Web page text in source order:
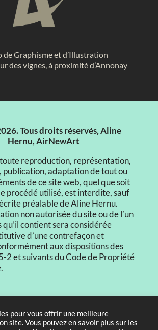
de Graphisme et d’Illustration
des vignes, à proximité d’Annonay
Tous droits réservés, Aline
Hernu, AirNewArt
reproduction, représentation,
adaptation de tout ou
de ce site web, quel que soit
procédé utilisé, est interdite, sauf
préalable de Aline Hernu.
non autorisée du site ou de l’un
qu’il contient sera considérée
d’une contrefaçon et
aux dispositions des
2 et suivants du Code de Propriété
Mentions légales
pour vous offrir une meilleure
site. Vous pouvez en savoir plus sur les